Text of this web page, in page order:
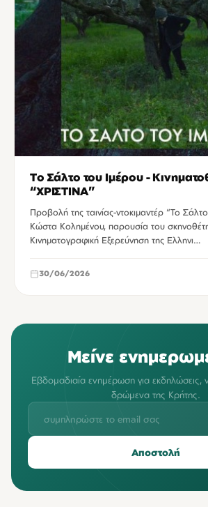
Το Σάλτο του Ιμέρου - Κινηματοθέατρο
“ΧΡΙΣΤΙΝΑ”
Προβολή της ταινίας-ντοκιμαντέρ “Το
Κώστα Κολημένου, παρουσία του
Κινηματογραφική Εξερεύνηση της Ελληνι…
30/06/2026
Μείνε
Εβδομαδιαία ενημέρωση για εκδηλώσεις,
δρώμενα της Κρήτης.
Αποστολή